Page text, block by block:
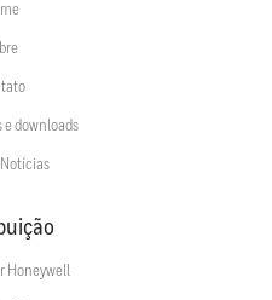
e downloads
Honeywell